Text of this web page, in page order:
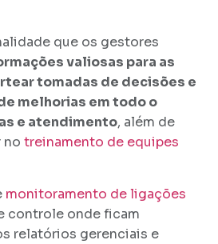
que os gestores
valiosas para as
tomadas de decisões e
melhorias em todo o
e atendimento, além de
no treinamento de equipes
monitoramento de ligações
controle onde ficam
relatórios gerenciais e